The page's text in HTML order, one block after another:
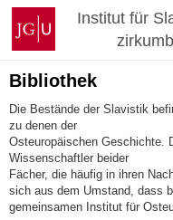
Zum
Inhalt
springen
Johannes
Gutenberg-
Universität
Mainz
Institut für
Bibliothek
Die Bestände der Slavistik
zu denen der
Osteuropäischen Geschichte.
Wissenschaftler beider
Fächer, die häufig in ihren
sich aus dem Umstand, dass
gemeinsamen Institut für